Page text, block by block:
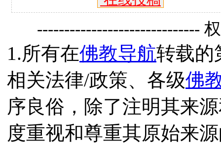
------------------------------
1.所有在佛教导航转载的
相关法律/政策、各级佛
序良俗，除了注明其来
度重视和尊重其原始来